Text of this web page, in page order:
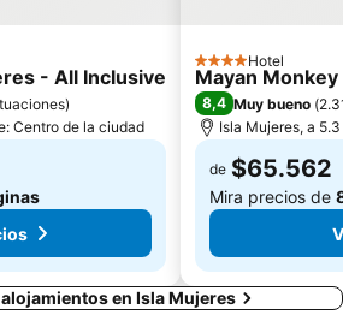
- All Inclusive
)
Centro de la ciudad
4 Estrellas
Hotel
Mayan
8,4 Muy bueno (
Isla Mujeres, a
de $65.562
Mira precios de
en Isla Mujeres